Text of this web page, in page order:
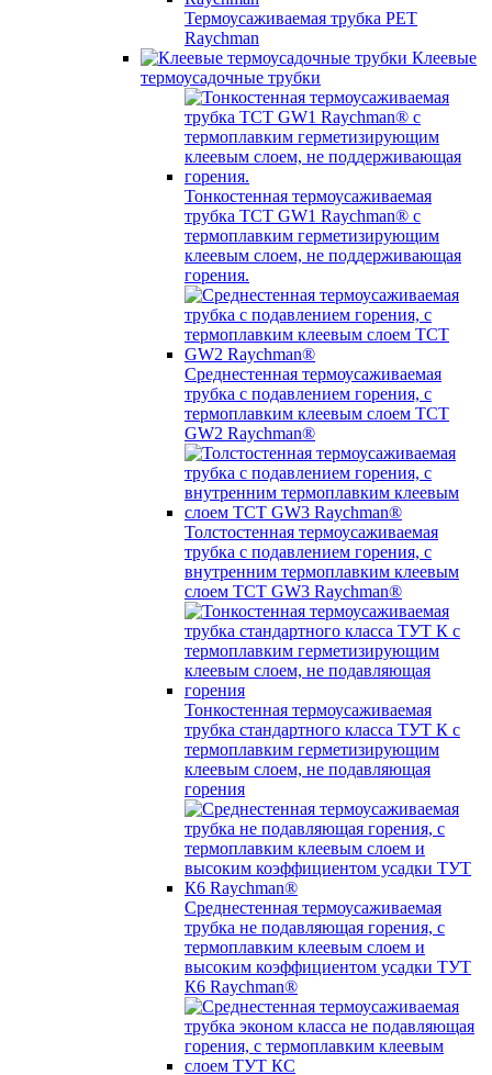
Термоусаживаемая трубка PET
Raychman
Клеевые
термоусадочные трубки
Тонкостенная термоусаживаемая
трубка TCT GW1 Raychman® с
термоплавким герметизирующим
клеевым слоем, не поддерживающая
горения.
Среднестенная термоусаживаемая
трубка c подавлением горения, с
термоплавким клеевым слоем TCT
GW2 Raychman®
Толстостенная термоусаживаемая
трубка c подавлением горения, с
внутренним термоплавким клеевым
слоем TCT GW3 Raychman®
Тонкостенная термоусаживаемая
трубка стандартного класса ТУТ К с
термоплавким герметизирующим
клеевым слоем, не подавляющая
горения
Среднестенная термоусаживаемая
трубка не подавляющая горения, с
термоплавким клеевым слоем и
высоким коэффициентом усадки ТУТ
К6 Raychman®